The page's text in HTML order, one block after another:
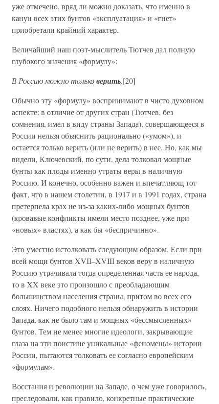
уже отмечено, вряд ли можно доказать, что именно в
канун всех этих бунтов «эксплуатация» и «гнет»
приобретали крайний характер.
Величайший наш поэт-мыслитель Тютчев дал полную
глубокого значения «формулу»:
В Россию можно тольковерить.[20]
Обычно эту «формулу» воспринимают в чисто духовном
аспекте: в отличие от других стран (Тютчев, без
сомнения, имел в виду страны Запада), совершающееся в
России нельзя объяснить рационально («умом»), и
остается только верить (или не верить) в нее. Но, как мы
видели, Ключевский, по сути, дела толковал мощные
бунты как плоды именно утраты веры в наличную
Россию. И конечно, особенно важен и впечатляющ тот
факт, что в нашем столетии, в 1917 и в 1991 годах, страна
претерпела крах не из-за каких-либо мощных бунтов
(кровавые конфликты имели место позднее, уже при
«новых» властях), а как бы «беспричинно».
Это уместно истолковать следующим образом. Если при
всей мощи бунтов XVII–XVIII веков веру в наличную
Россию утрачивала тогда определенная часть ее народа,
то в XX веке это произошло с преобладающим
большинством населения страны, притом во всех его
слоях. Ничего подобного нельзя обнаружить в истории
Запада, как не было там и мощных «бессмысленных»
бунтов. Тем не менее многие идеологи, закрывающие
глаза на эти поистине уникальные «феномены» истории
России, пытаются толковать ее согласно европейским
«формулам».
Восстания и революции на Западе, о чем уже говорилось,
преследовали, как правило, конкретные практические